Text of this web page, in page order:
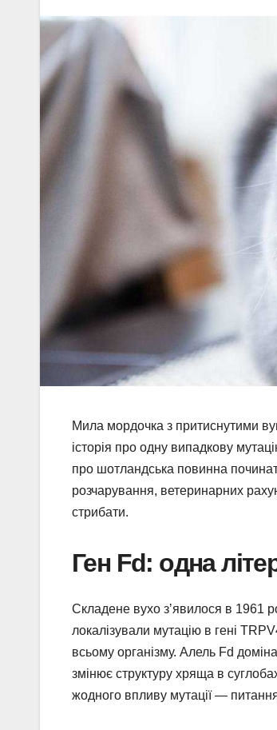
Мила мордочка з притиснутими
історія про одну випадкову
про шотландська повинна
розчарування, ветеринарних
стрибати.
Ген Fd: одна
Складене вухо зʼявилося в 1961
локалізували мутацію в гені
всьому організму. Алель Fd
змінює структуру хряща в
жодного впливу мутації —